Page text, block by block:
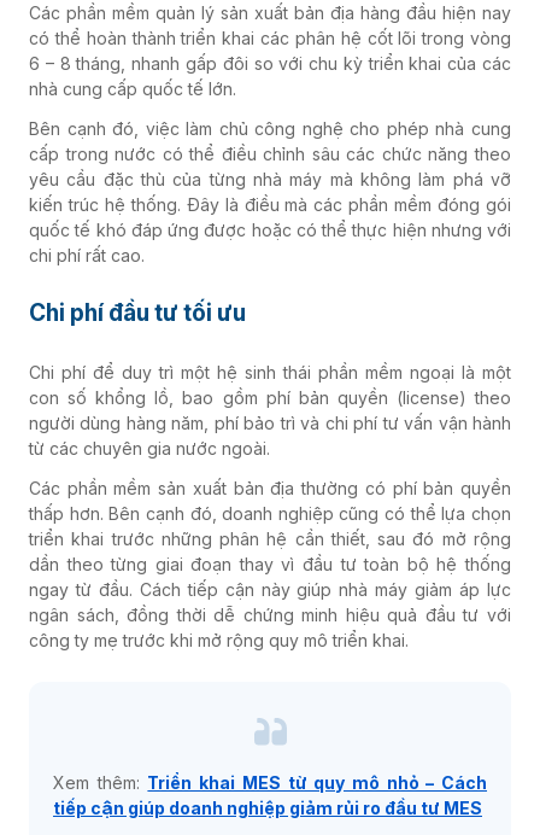
Các phần mềm quản lý sản xuất bản địa hàng đầu hiện nay
có thể hoàn thành triển khai các phân hệ cốt lõi trong vòng
6 – 8 tháng, nhanh gấp đôi so với chu kỳ triển khai của các
nhà cung cấp quốc tế lớn.
Bên cạnh đó, việc làm chủ công nghệ cho phép nhà cung
cấp trong nước có thể điều chỉnh sâu các chức năng theo
yêu cầu đặc thù của từng nhà máy mà không làm phá vỡ
kiến trúc hệ thống. Đây là điều mà các phần mềm đóng gói
quốc tế khó đáp ứng được hoặc có thể thực hiện nhưng với
chi phí rất cao.
Chi phí đầu tư tối ưu
Chi phí để duy trì một hệ sinh thái phần mềm ngoại là một
con số khổng lồ, bao gồm phí bản quyền (license) theo
người dùng hàng năm, phí bảo trì và chi phí tư vấn vận hành
từ các chuyên gia nước ngoài.
Các phần mềm sản xuất bản địa thường có phí bản quyền
thấp hơn. Bên cạnh đó, doanh nghiệp cũng có thể lựa chọn
triển khai trước những phân hệ cần thiết, sau đó mở rộng
dần theo từng giai đoạn thay vì đầu tư toàn bộ hệ thống
ngay từ đầu. Cách tiếp cận này giúp nhà máy giảm áp lực
ngân sách, đồng thời dễ chứng minh hiệu quả đầu tư với
công ty mẹ trước khi mở rộng quy mô triển khai.
Xem thêm: Triển khai MES từ quy mô nhỏ – Cách
tiếp cận giúp doanh nghiệp giảm rủi ro đầu tư MES